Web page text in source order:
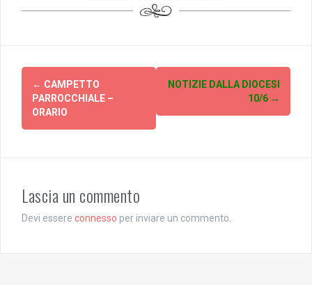
Post
navigation
← CAMPETTO
PARROCCHIALE –
ORARIO
NOTIZIE DALLA DIOCESI
10/6 →
Lascia un commento
Devi essere connesso per inviare un commento.